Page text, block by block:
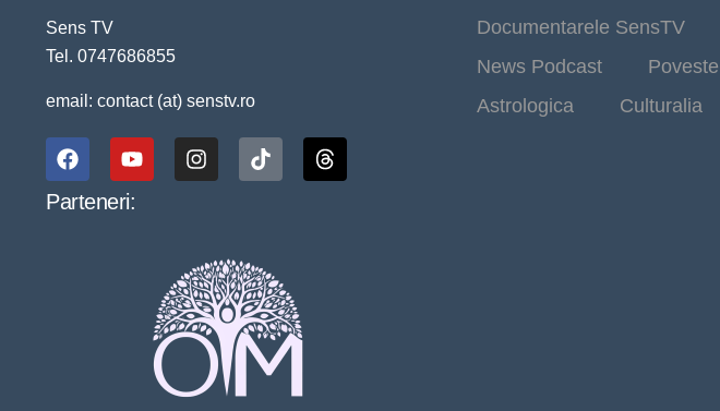
Sens TV
Tel. 0747686855
email: contact (at) senstv.ro
Parteneri:
Documentarele SensTV
News Podcast
Astrologica
Culturalia